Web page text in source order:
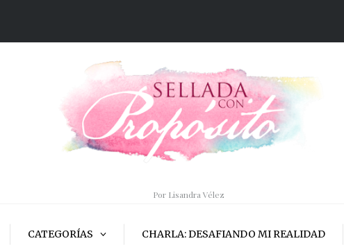
Por Lisandra Vélez
CATEGORÍAS CHARLA: DESAFIANDO MI REALIDAD